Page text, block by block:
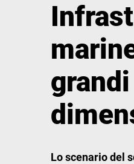
grandi
Lo scenario del